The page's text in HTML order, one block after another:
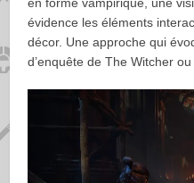
en forme vampirique, une
évidence les éléments
décor. Une approche qui
d’enquête de The Witcher